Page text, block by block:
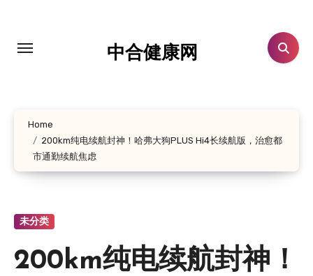
中合健康网
Home
200km纯电续航封神！哈弗大狗PLUS Hi4长续航版，治愈都
市通勤续航焦虑
未分类
200km纯电续航封神！